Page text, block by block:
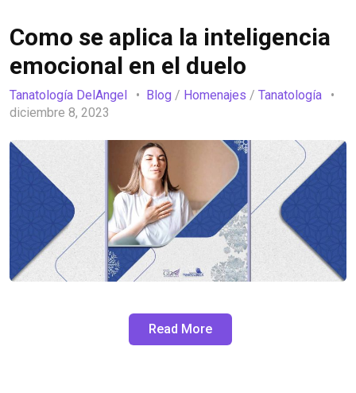
Como se aplica la inteligencia
emocional en el duelo
Tanatología DelAngel Blog / Homenajes / Tanatología
diciembre 8, 2023
Read More